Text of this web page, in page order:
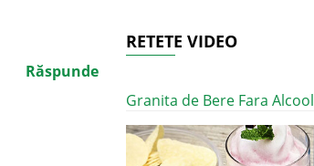
Răspunde
RETETE VIDEO
Granita de Bere Fara Alcool